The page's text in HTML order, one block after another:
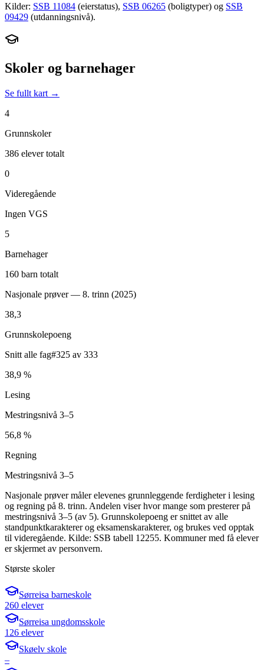
Kilder: SSB 11084 (eierstatus), SSB 06265 (boligtyper) og SSB
09429 (utdanningsnivå).
Skoler og barnehager
Se fullt kart →
4
Grunnskoler
386 elever totalt
0
Videregående
Ingen VGS
5
Barnehager
160 barn totalt
Nasjonale prøver — 8. trinn (2025)
38,3
Grunnskolepoeng
Snitt alle fag#325 av 333
38,9 %
Lesing
Mestringsnivå 3–5
56,8 %
Regning
Mestringsnivå 3–5
Nasjonale prøver måler elevenes grunnleggende ferdigheter i lesing
og regning på 8. trinn. Andelen viser hvor mange som presterer på
mestringsnivå 3–5 (av 5). Grunnskolepoeng er snittet av alle
standpunktkarakterer og eksamenskarakterer, og brukes ved opptak
til videregående. Kilde: SSB tabell 12255. Kommuner med få elever
er skjermet av personvern.
Største skoler
Sørreisa barneskole
260 elever
Sørreisa ungdomsskole
126 elever
Skøelv skole
–